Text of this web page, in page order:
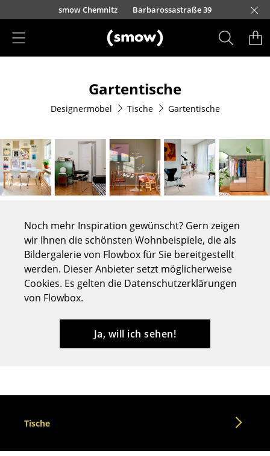
Direkt zum Inhalt
100
smow Chemnitz Barbarossastraße 39smow Düsseldorf
smow Essen
smow Frankfurt
smow Freiburg
smow Hamburg
smow Hannover
smow Kempten
smow Köln
smow Konstanz
smow Leipzig
smow Solothurn
smow Mainz
smow München
smow Nürnberg
smow Schwarzwald
smow Stuttgart
Esszimmerstühle
Sofas
Sessel
Loungesessel
Freischwinger
Barhocker
Hocker
Bürodrehstühle
Gartentische
Designermöbel Tische Gartentische
Noch mehr Inspiration gewünscht? Gern zeigen
wir Ihnen die schönsten Wohnbeispiele, die als
Bildergalerie von Flowbox für Sie bereitgestellt
werden. Dieser Anbieter setzt möglicherweise
Cookies. Es gelten die Datenschutzerklärungen
von Flowbox.
Ja, will ich sehen!
Tische